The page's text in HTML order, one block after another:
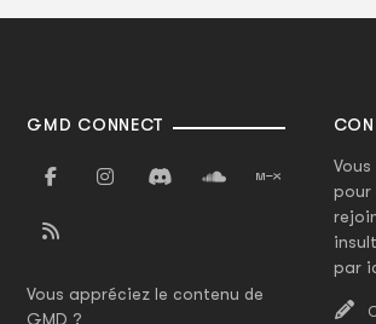
GMD CONNECT
Vous appréciez le contenu de
GMD ?
pour
par